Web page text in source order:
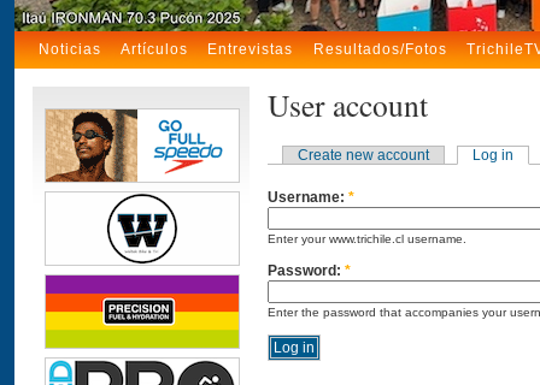
Noticias Artículos Entrevistas Resultados/Fotos
User account
Create new account Log in
Username: *
Enter your www.trichile.cl username.
Password: *
Enter the password that accompanies your